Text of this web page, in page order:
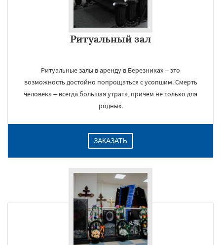
Ритуальный зал
Ритуальные залы в аренду в Березниках – это
возможность достойно попрощаться с усопшим. Смерть
человека – всегда большая утрата, причем не только для
родных.
ЗАКАЗАТЬ